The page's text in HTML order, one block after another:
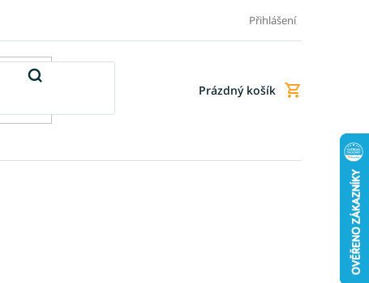
Obchodní podmínky
Přihlášení
Nákupní
Prázdný košík